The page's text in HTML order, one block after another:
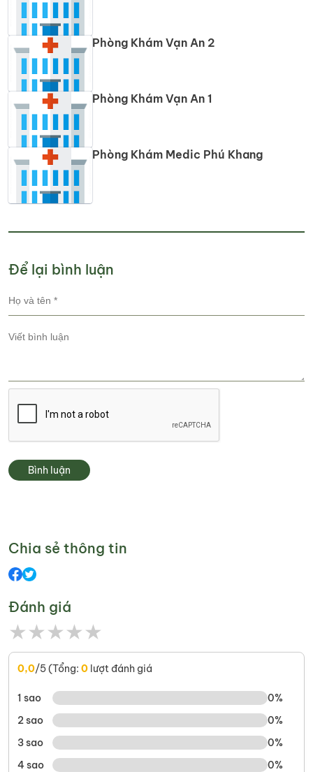
Phòng Khám Vạn An 2
Phòng Khám Vạn An 1
Phòng Khám Medic Phú Khang
Để lại bình luận
Bình luận
Chia sẻ thông tin
Đánh giá
★★★★★
0,0/5 (Tổng: 0 lượt đánh giá
1 sao
0%
2 sao
0%
3 sao
0%
4 sao
0%